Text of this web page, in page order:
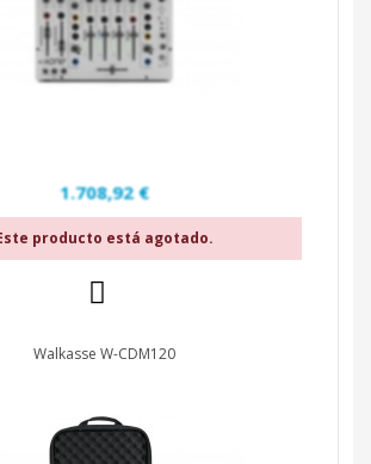
1.708,92 €
producto está agotado.
Walkasse W-CDM120